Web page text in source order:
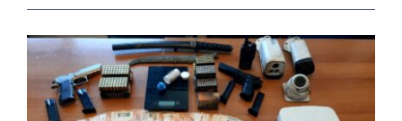
View
Larger
Image